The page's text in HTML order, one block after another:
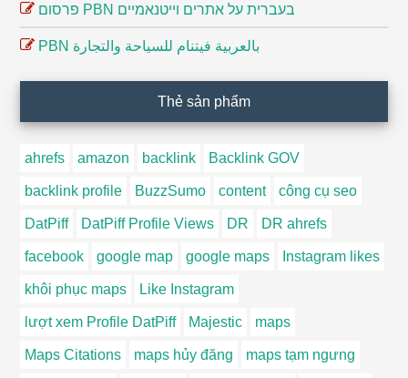
פרסום PBN בעברית על אתרים וייטנאמיים
PBN بالعربية فيتنام للسياحة والتجارة
Thẻ sản phẩm
ahrefs amazon backlink Backlink GOV
backlink profile BuzzSumo content công cụ seo
DatPiff DatPiff Profile Views DR DR ahrefs
facebook google map google maps Instagram likes
khôi phục maps Like Instagram
lượt xem Profile DatPiff Majestic maps
Maps Citations maps hủy đăng maps tạm ngưng